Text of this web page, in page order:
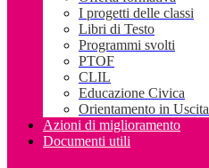
I progetti delle classi
Libri di Testo
Programmi svolti
PTOF
CLIL
Educazione Civica
Orientamento in Uscita
Azioni di miglioramento
Documenti utili